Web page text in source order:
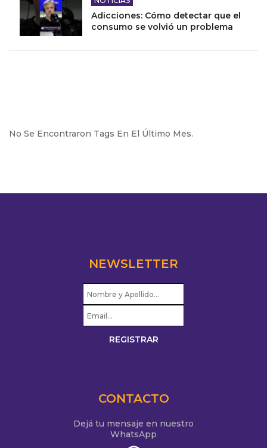
Adicciones: Cómo detectar que el
consumo se volvió un problema
No Se Encontraron Tags En El Último Mes.
NEWSLETTER
CONTACTO
Dejá tu mensaje en nuestro
WhatsApp